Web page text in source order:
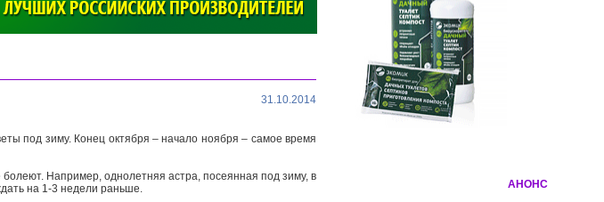
31.10.2014
под зиму. Конец октября – начало ноября – самое время
Например, однолетняя астра, посеянная под зиму, в
на 1-3 недели раньше.
АНОНС